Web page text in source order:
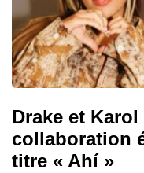
Drake et
collaboration
titre « Ahí »